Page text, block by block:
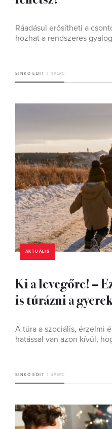
Ráadásul erősítheti a
hozhat a rendszeres
SINKÓ EDIT 4 PERC
AKTUÁLIS
Ki a levegőre! –
is túrázni a
A túra a szociális, érzelmi
hatással van azon kívül,
SINKÓ EDIT 4 PERC